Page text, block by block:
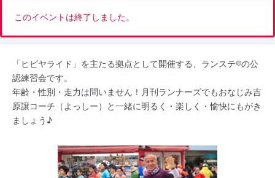
このイベントは終了しました。
「ヒビヤライド」を主たる拠点として開催する、ランステ®の公
認練習会です。
年齢・性別・走力は問いません！月刊ランナーズでもおなじみ吉
原譲コーチ（よっしー）と一緒に明るく・楽しく・愉快にもがき
ましょう♪